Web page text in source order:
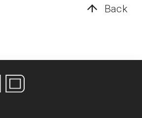
Back